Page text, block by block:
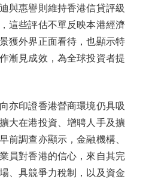
與惠譽則維持香港信貸評級
這些評估不單反映本港經濟
獲外界正面看待，也顯示特
漸見成效，為全球投資者提
印證香港營商環境仍具吸
大在港投資、增聘人手及擴
前調查亦顯示，金融機構、
員對香港的信心，來自其完
、具競爭力稅制，以及資金